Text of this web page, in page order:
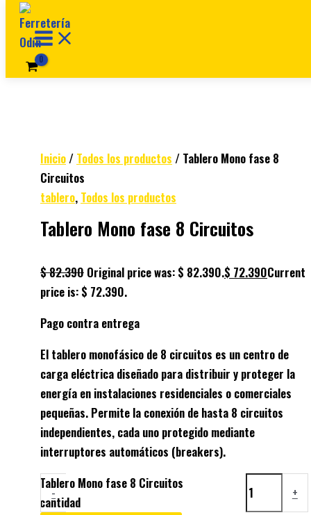
Ir al contenido
Inicio/ Todos los productos / Tablero Mono fase 8
Circuitos
tablero, Todos los productos
Tablero Mono fase 8 Circuitos
$82.390 Original price was: $ 82.390.$ 72.390Current
price is: $ 72.390.
Pago contra entrega
El tablero monofásico de 8 circuitos es un centro de
carga eléctrica diseñado para distribuir y proteger la
energía en instalaciones residenciales o comerciales
pequeñas. Permite la conexión de hasta 8 circuitos
independientes, cada uno protegido mediante
interruptores automáticos (breakers).
-
Tablero Mono fase 8 Circuitos
cantidad
+